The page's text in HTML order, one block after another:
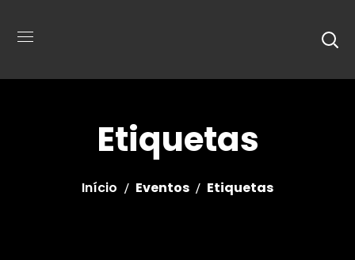
Etiquetas
Início Eventos Etiquetas